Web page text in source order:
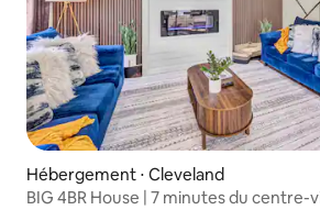
Hébergement ⋅ Cleveland
BIG 4BR House | 7 minutes du centre-